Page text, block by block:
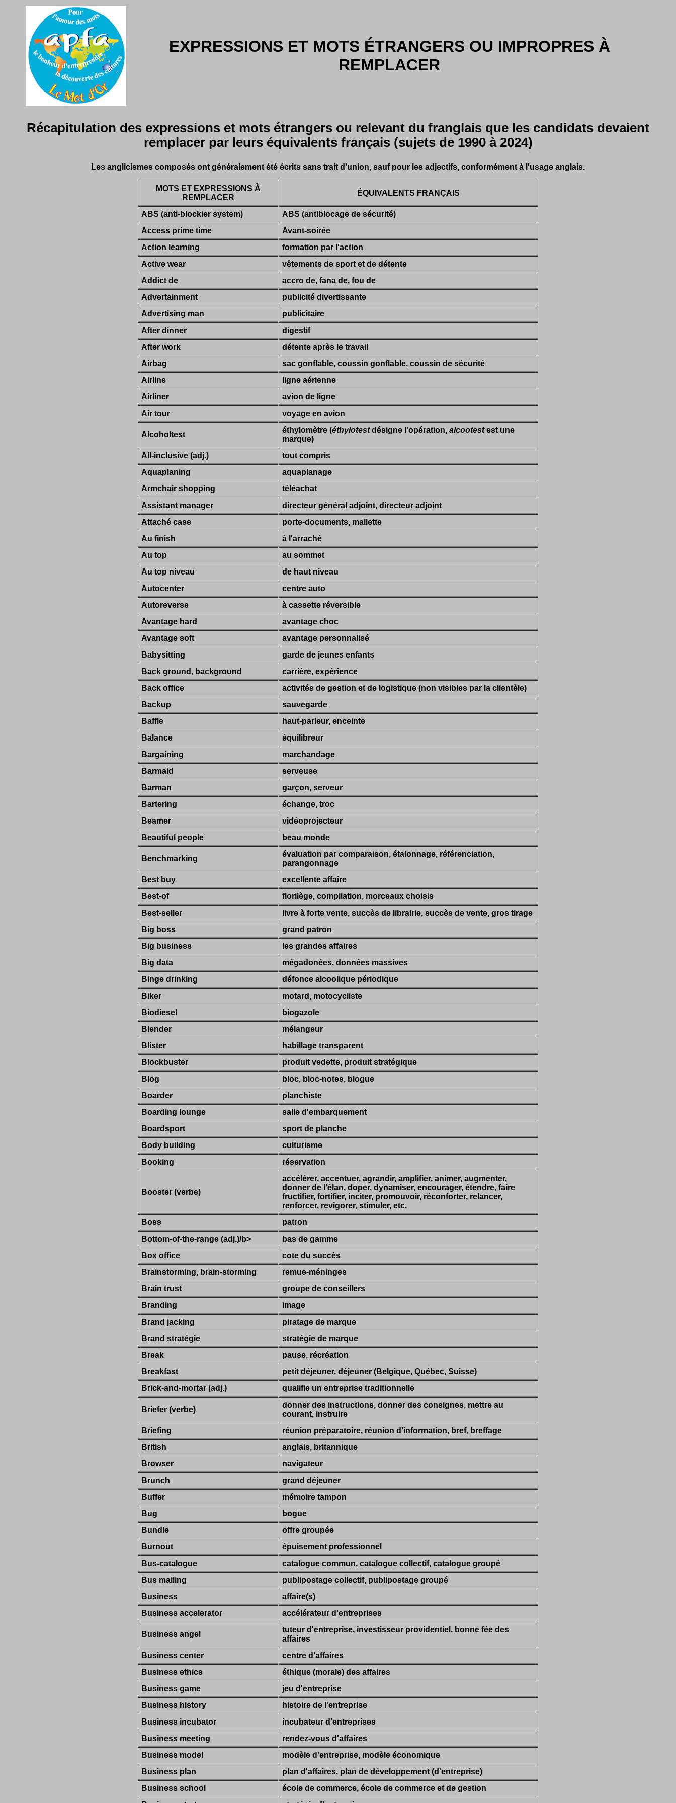
EXPRESSIONS ET MOTS ÉTRANGERS OU IMPROPRES À
REMPLACER
Récapitulation des expressions et mots étrangers ou relevant du franglais que les candidats devaient
remplacer par leurs équivalents français (sujets de 1990 à 2024)
Les anglicismes composés ont généralement été écrits sans trait d'union, sauf pour les adjectifs, conformément à l'usage anglais.
MOTS ET EXPRESSIONS À
REMPLACER
ÉQUIVALENTS FRANÇAIS
ABS (anti-blockier system)
ABS (antiblocage de sécurité)
Access prime time
Avant-soirée
Action learning
formation par l'action
Active wear
vêtements de sport et de détente
Addict de
accro de, fana de, fou de
Advertainment
publicité divertissante
Advertising man
publicitaire
After dinner
digestif
After work
détente après le travail
Airbag
sac gonflable, coussin gonflable, coussin de sécurité
Airline
ligne aérienne
Airliner
avion de ligne
Air tour
voyage en avion
Alcoholtest
éthylomètre (éthylotestdésigne l'opération, alcootestest une
marque)
All-inclusive (adj.)
tout compris
Aquaplaning
aquaplanage
Armchair shopping
téléachat
Assistant manager
directeur général adjoint, directeur adjoint
Attaché case
porte-documents, mallette
Au finish
à l'arraché
Au top
au sommet
Au top niveau
de haut niveau
Autocenter
centre auto
Autoreverse
à cassette réversible
Avantage hard
avantage choc
Avantage soft
avantage personnalisé
Babysitting
garde de jeunes enfants
Back ground, background
carrière, expérience
Back office
activités de gestion et de logistique (non visibles par la clientèle)
Backup
sauvegarde
Baffle
haut-parleur, enceinte
Balance
équilibreur
Bargaining
marchandage
Barmaid
serveuse
Barman
garçon, serveur
Bartering
échange, troc
Beamer
vidéoprojecteur
Beautiful people
beau monde
Benchmarking
évaluation par comparaison, étalonnage, référenciation,
parangonnage
Best buy
excellente affaire
Best-of
florilège, compilation, morceaux choisis
Best-seller
livre à forte vente, succès de librairie, succès de vente, gros tirage
Big boss
grand patron
Big business
les grandes affaires
Big data
mégadonées, données massives
Binge drinking
défonce alcoolique périodique
Biker
motard, motocycliste
Biodiesel
biogazole
Blender
mélangeur
Blister
habillage transparent
Blockbuster
produit vedette, produit stratégique
Blog
bloc, bloc-notes, blogue
Boarder
planchiste
Boarding lounge
salle d'embarquement
Boardsport
sport de planche
Body building
culturisme
Booking
réservation
Booster (verbe)
accélérer, accentuer, agrandir, amplifier, animer, augmenter,
donner de l’élan, doper, dynamiser, encourager, étendre, faire
fructifier, fortifier, inciter, promouvoir, réconforter, relancer,
renforcer, revigorer, stimuler, etc.
Boss
patron
Bottom-of-the-range (adj.)/b>
bas de gamme
Box office
cote du succès
Brainstorming, brain-storming
remue-méninges
Brain trust
groupe de conseillers
Branding
image
Brand jacking
piratage de marque
Brand stratégie
stratégie de marque
Break
pause, récréation
Breakfast
petit déjeuner, déjeuner (Belgique, Québec, Suisse)
Brick-and-mortar (adj.)
qualifie un entreprise traditionnelle
Briefer (verbe)
donner des instructions, donner des consignes, mettre au
courant, instruire
Briefing
réunion préparatoire, réunion d’information, bref, breffage
British
anglais, britannique
Browser
navigateur
Brunch
grand déjeuner
Buffer
mémoire tampon
Bug
bogue
Bundle
offre groupée
Burnout
épuisement professionnel
Bus-catalogue
catalogue commun, catalogue collectif, catalogue groupé
Bus mailing
publipostage collectif, publipostage groupé
Business
affaire(s)
Business accelerator
accélérateur d'entreprises
Business angel
tuteur d'entreprise, investisseur providentiel, bonne fée des
affaires
Business center
centre d'affaires
Business ethics
éthique (morale) des affaires
Business game
jeu d'entreprise
Business history
histoire de l'entreprise
Business incubator
incubateur d'entreprises
Business meeting
rendez-vous d'affaires
Business model
modèle d'entreprise, modèle économique
Business plan
plan d'affaires, plan de développement (d'entreprise)
Business school
école de commerce, école de commerce et de gestion